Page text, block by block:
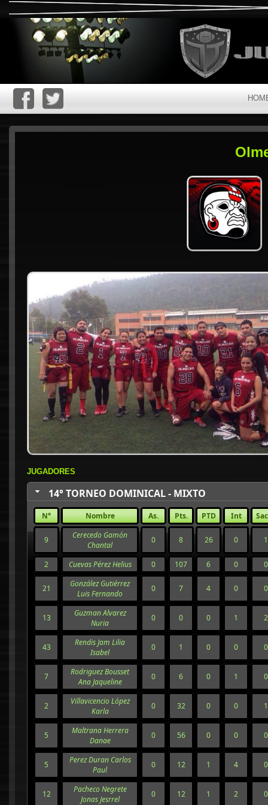
JUGADORES
14° TORNEO DOMINICAL - MIXTO
N° Nombre As. Pts. PTD Int
9
Cerecedo Gamón
Chantal
0 8 26 0 1
2 Cuevas Pérez Helius 0 107 6 0 0
21
González Gutiérrez
Luis Fernando
0 7 4 0 0
13
Guzman Alvarez
Nuria
0 0 0 1 2
43
Rendis Jam Lilia
Isabel
0 1 0 0 0
7
Rodriguez Bousset
Ana Jaqueline
0 6 0 1 0
2
Villavicencio López
Karla
0 32 0 0 1
5
Maltrana Herrera
Danae
0 56 0 0 0
5
Perez Duran Carlos
Paul
0 12 1 4 0
12
Pacheco Negrete
Jonas Jesrrel
0 12 1 2 0